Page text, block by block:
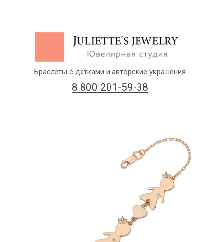
8 800 201-59-38
(бесплатный звонок по России)
Браслеты с детками и авторские украшения